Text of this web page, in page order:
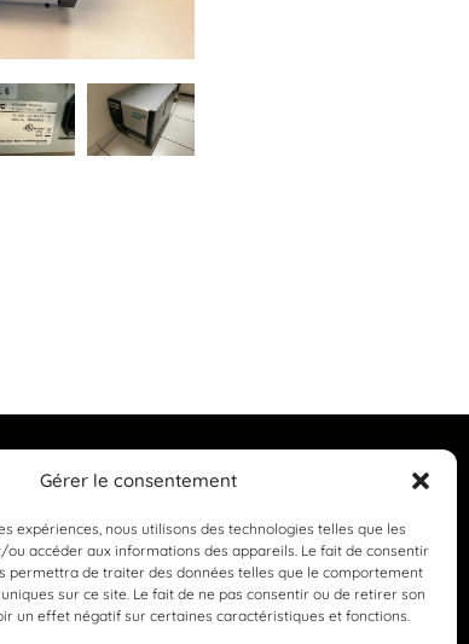
Gérer le consentement
expériences, nous utilisons des technologies telles que les
accéder aux informations des appareils. Le fait de consentir
permettra de traiter des données telles que le comportement
sur ce site. Le fait de ne pas consentir ou de retirer son
un effet négatif sur certaines caractéristiques et fonctions.